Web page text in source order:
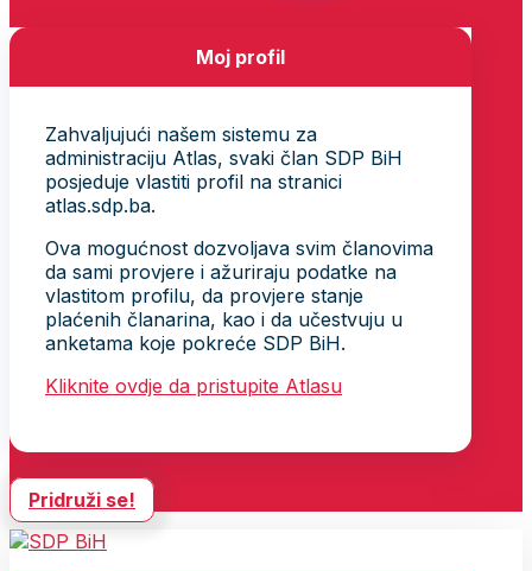
Moj profil
Zahvaljujući našem sistemu za
administraciju Atlas, svaki član SDP BiH
posjeduje vlastiti profil na stranici
atlas.sdp.ba.
Ova mogućnost dozvoljava svim članovima
da sami provjere i ažuriraju podatke na
vlastitom profilu, da provjere stanje
plaćenih članarina, kao i da učestvuju u
anketama koje pokreće SDP BiH.
Kliknite ovdje da pristupite Atlasu
Pridruži se!